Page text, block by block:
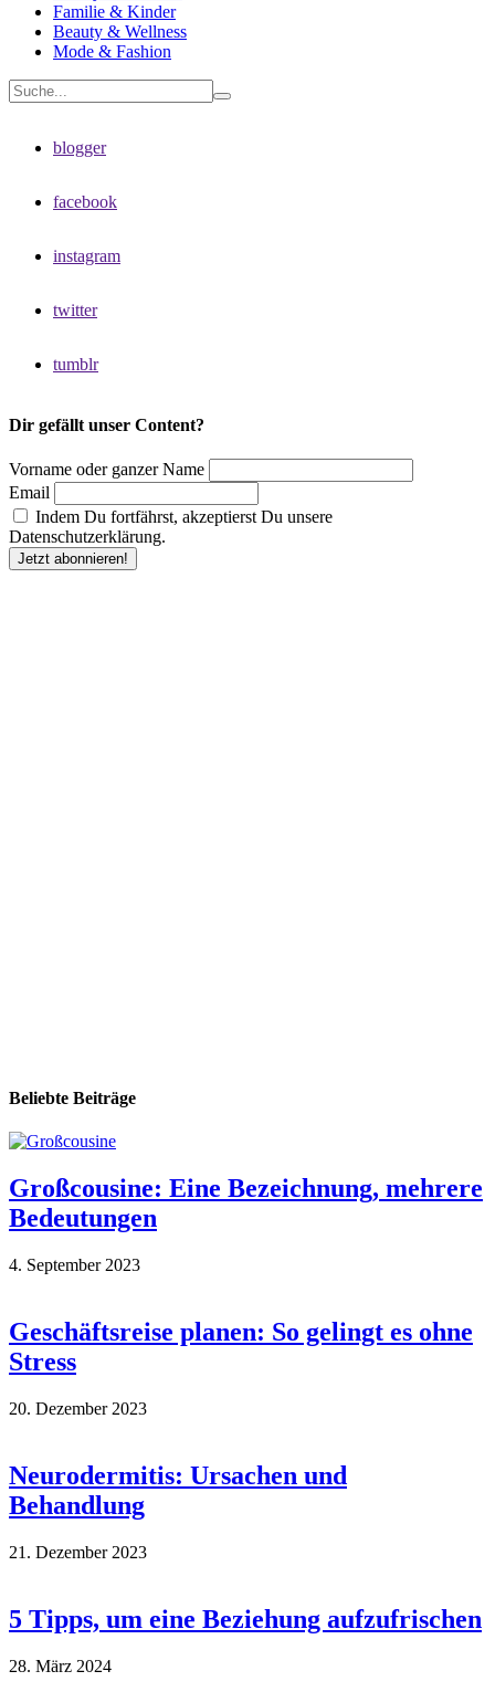
Familie & Kinder
Beauty & Wellness
Mode & Fashion
blogger
facebook
instagram
twitter
tumblr
Dir gefällt unser Content?
Vorname oder ganzer Name
Email
Indem Du fortfährst, akzeptierst Du unsere
Datenschutzerklärung.
Beliebte Beiträge
Großcousine: Eine Bezeichnung, mehrere
Bedeutungen
4. September 2023
Geschäftsreise planen: So gelingt es ohne
Stress
20. Dezember 2023
Neurodermitis: Ursachen und
Behandlung
21. Dezember 2023
5 Tipps, um eine Beziehung aufzufrischen
28. März 2024